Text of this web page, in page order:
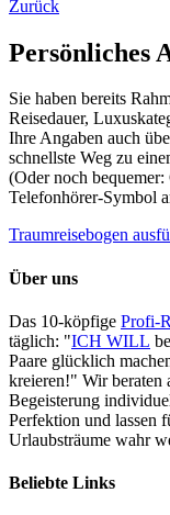
Zurück
Persönliches
Sie haben bereits
Reisedauer,
Ihre Angaben auch
schnellste Weg zu
(Oder noch
Telefonhörer-Symbol
Traumreisebogen
Über uns
Das 10-köpfige Profi-
täglich: "ICH WILL
Paare glücklich
kreieren!" Wir beraten
Begeisterung
Perfektion und lassen
Urlaubsträume wahr
Beliebte Links